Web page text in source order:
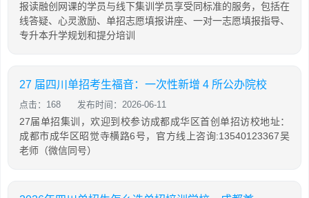
报读融创网课的学员与线下集训学员享受同标准的服务，包括在
线答疑、心灵激励、单招志愿填报讲座、一对一志愿填报指导、
专升本升学规划和提分培训
27 届四川单招考生福音：一次性新增 4 所公办院校
点击：168 发布时间：2026-06-11
27届单招集训，欢迎到校参访成都成华区首创单招访校地址：
成都市成华区昭觉寺横路6号，官方线上咨询:13540123367吴
老师（微信同号）